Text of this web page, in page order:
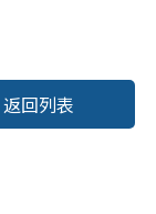
返回列表